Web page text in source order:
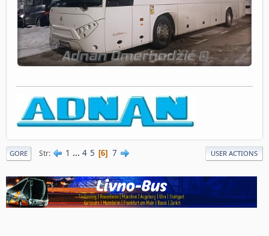
GORE Str 1 ... 4 5 6 7 USER ACTIONS